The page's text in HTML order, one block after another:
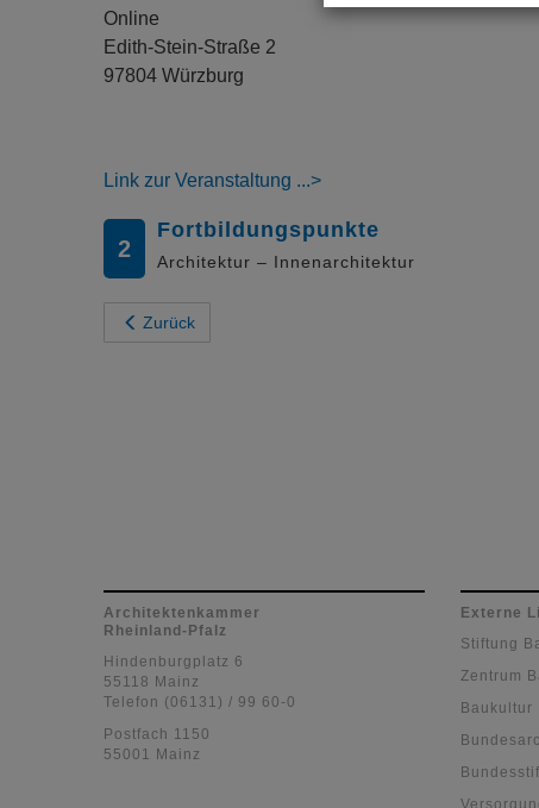
Online
Edith-Stein-Straße 2
97804 Würzburg
Link zur Veranstaltung
2
Fortbildungspunkte
Architektur – Innenarchitektur
Zurück
Architektenkammer
Rheinland-Pfalz
Hindenburgplatz 6
55118 Mainz
Telefon (06131) / 99 60-0
Postfach 1150
55001 Mainz
Externe
Stiftung
Zentrum
Baukultur